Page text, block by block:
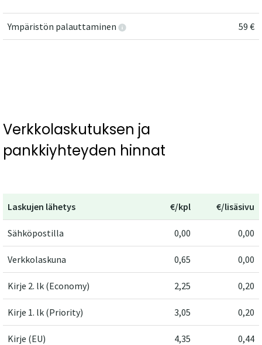
Ympäristön palauttaminen 59 €
Verkkolaskutuksen ja
pankkiyhteyden hinnat
Laskujen lähetys €/kpl €/lisäsivu
Sähköpostilla 0,00 0,00
Verkkolaskuna 0,65 0,00
Kirje 2. lk (Economy) 2,25 0,20
Kirje 1. lk (Priority) 3,05 0,20
Kirje (EU) 4,35 0,44